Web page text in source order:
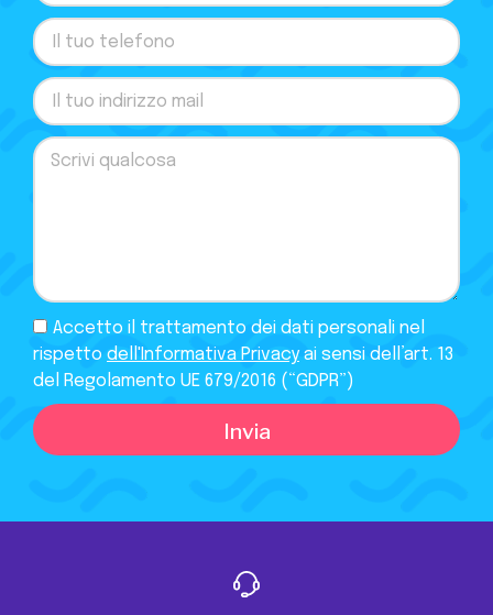
Accetto il trattamento dei dati personali nel
rispetto dell'Informativa Privacyai sensi dell’art. 13
del Regolamento UE 679/2016 (“GDPR”)
Invia